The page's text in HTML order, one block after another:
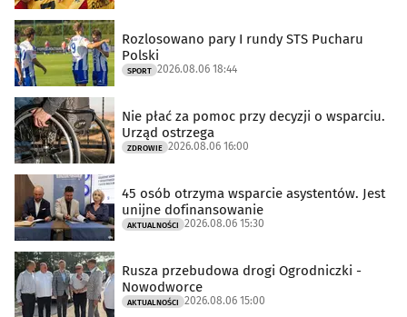
Rozlosowano pary I rundy STS Pucharu
Polski
SPORT 2026.08.06 18:44
Nie płać za pomoc przy decyzji o wsparciu.
Urząd ostrzega
ZDROWIE 2026.08.06 16:00
45 osób otrzyma wsparcie asystentów. Jest
unijne dofinansowanie
AKTUALNOŚCI 2026.08.06 15:30
Rusza przebudowa drogi Ogrodniczki -
Nowodworce
AKTUALNOŚCI 2026.08.06 15:00